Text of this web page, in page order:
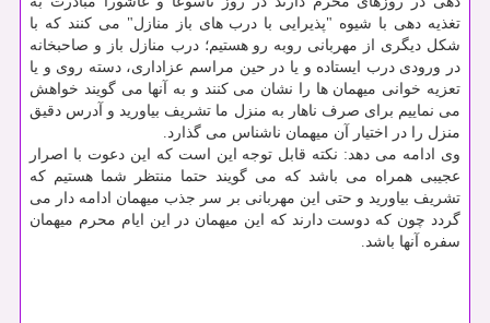
تغذیه دهی با شیوه "پذیرایی با درب های باز منازل" می كنند كه با
شكل دیگری از مهربانی روبه رو هستیم؛ درب منازل باز و صاحبخانه
در ورودی درب ایستاده و یا در حین مراسم عزاداری، دسته روی و یا
تعزیه خوانی میهمان ها را نشان می كنند و به آنها می گویند خواهش
می نماییم برای صرف ناهار به منزل ما تشریف بیاورید و آدرس دقیق
منزل را در اختیار آن میهمان ناشناس می گذارد.
وی ادامه می دهد: نكته قابل توجه این است كه این دعوت با اصرار
عجیبی همراه می باشد كه می گویند حتما منتظر شما هستیم كه
تشریف بیاورید و حتی این مهربانی بر سر جذب میهمان ادامه دار می
گردد چون كه دوست دارند كه این میهمان در این ایام محرم میهمان
سفره آنها باشد.